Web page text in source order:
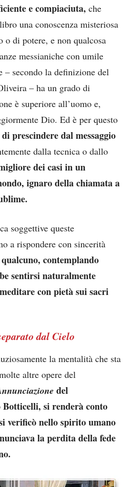
e compiaciuta, che
una conoscenza misteriosa
o di potere, e non qualcosa
messianiche con umile
secondo la definizione del
– ha un grado di
è superiore all’uomo e,
Dio. Ed è per questo
prescindere dal messaggio
dalla tecnica o dallo
dei casi in un
ignaro della chiamata a
soggettive queste
a rispondere con sincerità
qualcuno, contemplando
sentirsi naturalmente
con pietà sui sacri
dal Cielo
la mentalità che sta
altre opere del
del
si renderà conto
verificò nello spirito umano
la perdita della fede